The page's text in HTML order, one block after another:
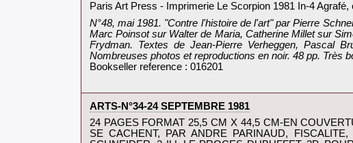
‎Paris Art Press - Imprimerie Le Scorpion 1981 In-4 Agrafé,
‎N°48, mai 1981. "Contre l'histoire de l'art" par Pierre
Marc Poinsot sur Walter de Maria, Catherine Millet sur
Frydman. Textes de Jean-Pierre Verheggen, Pascal
Nombreuses photos et reproductions en noir. 48 pp. Très
Bookseller reference : 016201
‎ARTS-N°34-24 SEPTEMBRE 1981‎
‎24 PAGES FORMAT 25,5 CM X 44,5 CM-EN
SE CACHENT, PAR ANDRE PARINAUD,